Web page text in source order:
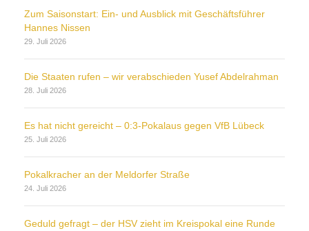
Zum Saisonstart: Ein- und Ausblick mit Geschäftsführer
Hannes Nissen
29. Juli 2026
Die Staaten rufen – wir verabschieden Yusef Abdelrahman
28. Juli 2026
Es hat nicht gereicht – 0:3-Pokalaus gegen VfB Lübeck
25. Juli 2026
Pokalkracher an der Meldorfer Straße
24. Juli 2026
Geduld gefragt – der HSV zieht im Kreispokal eine Runde